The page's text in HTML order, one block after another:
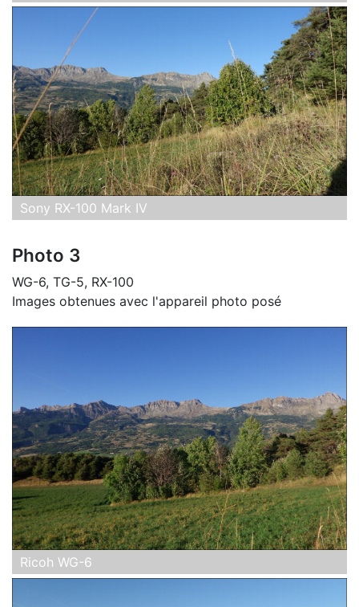
Sony RX-100 Mark IV
Photo 3
WG-6, TG-5, RX-100
Images obtenues avec l'appareil photo posé
Ricoh WG-6